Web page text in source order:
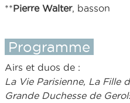
**Pierre Walter, basson
Programme
Airs et duos de :
La Vie Parisienne, La Fille
Grande Duchesse de